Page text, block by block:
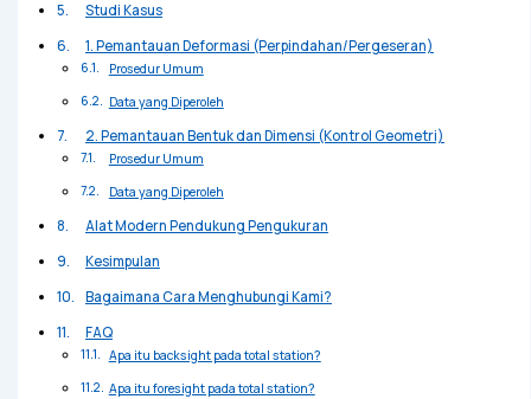
Studi Kasus
1. Pemantauan Deformasi (Perpindahan/Pergeseran)
Prosedur Umum
Data yang Diperoleh
2. Pemantauan Bentuk dan Dimensi (Kontrol Geometri)
Prosedur Umum
Data yang Diperoleh
Alat Modern Pendukung Pengukuran
Kesimpulan
Bagaimana Cara Menghubungi Kami?
FAQ
Apa itu backsight pada total station?
Apa itu foresight pada total station?